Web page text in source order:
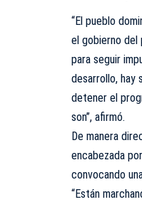
“El pueblo
el gobierno del
para seguir
desarrollo, hay
detener el
son”, afirmó.
De manera
encabezada
convocando
“Están